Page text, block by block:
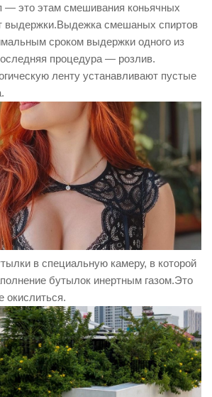
— это этам смешивания коньячных
выдержки.Выдежка смешаных спиртов
сроком выдержки одного из
процедура — розлив.
ленту устанавливают пустые
в специальную камеру, в которой
бутылок инертным газом.Это
окислиться.